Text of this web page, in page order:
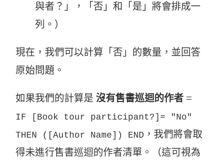
與者？」，「否」和「是」將會排成一
列。）
現在，我們可以計算「否」的數量，並回答
原始問題。
如果我們的計算是 沒有售書巡迴的作者 =
IF [Book tour participant?]= "No"
THEN ([Author Name]) END ，我們將會取
得未進行售書巡迴的作者清單。（這可視為